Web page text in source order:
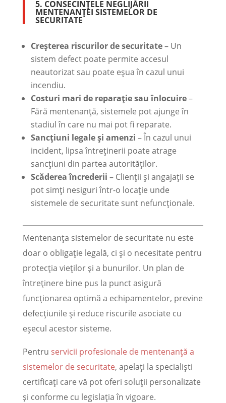
5. CONSECINȚELE NEGLIJĂRII
MENTENANȚEI SISTEMELOR DE
SECURITATE
Creșterea riscurilor de securitate– Un
sistem defect poate permite accesul
neautorizat sau poate eșua în cazul unui
incendiu.
Costuri mari de reparație sau înlocuire–
Fără mentenanță, sistemele pot ajunge în
stadiul în care nu mai pot fi reparate.
Sancțiuni legale și amenzi – În cazul unui
incident, lipsa întreținerii poate atrage
sancțiuni din partea autorităților.
Scăderea încrederii – Clienții și angajații se
pot simți nesiguri într-o locație unde
sistemele de securitate sunt nefuncționale.
Mentenanța sistemelor de securitate nu este
doar o obligație legală, ci și o necesitate pentru
protecția vieților și a bunurilor. Un plan de
întreținere bine pus la punct asigură
funcționarea optimă a echipamentelor, previne
defecțiunile și reduce riscurile asociate cu
eșecul acestor sisteme.
Pentru servicii profesionale de mentenanță a
sistemelor de securitate, apelați la specialiști
certificați care vă pot oferi soluții personalizate
și conforme cu legislația în vigoare.